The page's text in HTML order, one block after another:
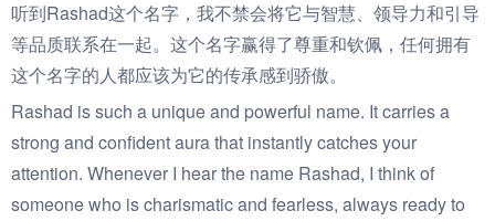
听到Rashad这个名字，我不禁会将它与智慧、领导力和引导
等品质联系在一起。这个名字赢得了尊重和钦佩，任何拥有
这个名字的人都应该为它的传承感到骄傲。
Rashad is such a unique and powerful name. It carries a
strong and confident aura that instantly catches your
attention. Whenever I hear the name Rashad, I think of
someone who is charismatic and fearless, always ready to